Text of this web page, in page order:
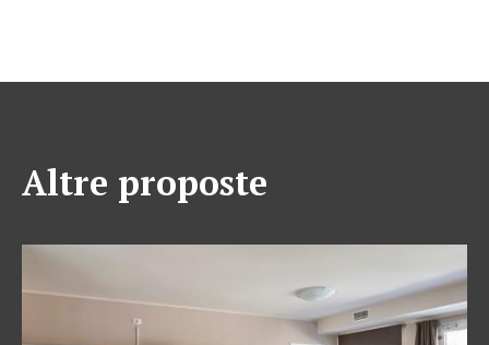
Altre proposte